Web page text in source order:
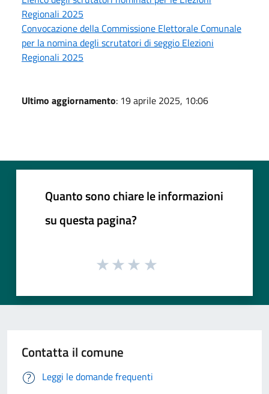
Regionali 2025
Convocazione della Commissione Elettorale Comunale
per la nomina degli scrutatori di seggio Elezioni
Regionali 2025
Ultimo aggiornamento: 19 aprile 2025, 10:06
Quanto sono chiare le informazioni
su questa pagina?
Contatta il comune
Leggi le domande frequenti